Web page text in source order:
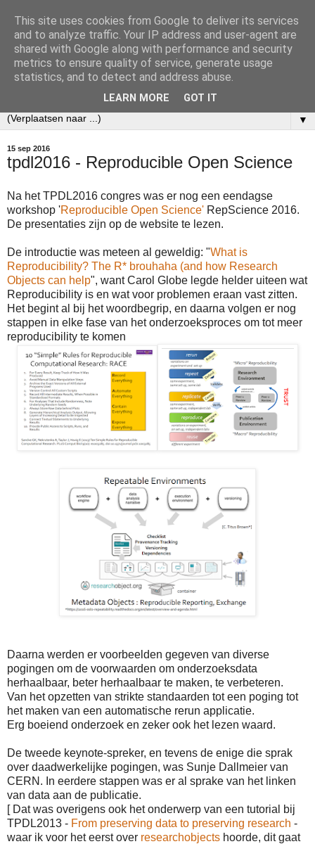
Ecobibl
Weblog over mijn werk als informatiespecialist bij het
Nederlands Instituut voor Ecologie (NIOO-KNAW).
▼
15 sep 2016
tpdl2016 - Reproducible Open Science
Na het TPDL2016 congres was er nog een eendagse
workshop 'Reproducible Open Science' RepScience 2016.
De presentaties zijn op de website te lezen.
De introductie was meteen al geweldig: "What is
Reproducibility? The R* brouhaha (and how Research
Objects can help", want Carol Globe legde helder uiteen wat
Reproducibility is en wat voor problemen eraan vast zitten.
Het begint al bij het woordbegrip, en daarna volgen er nog
stappen in elke fase van het onderzoeksproces om tot meer
reproducibility te komen
Daarna werden er voorbeelden gegeven van diverse
pogingen om de voorwaarden om onderzoeksdata
herhaalbaar, beter herhaalbaar te maken, te verbeteren.
Van het opzetten van strikte standaarden tot een poging tot
het maken van een automatische rerun applicatie.
Erg boeiend onderzoek en zeker ook het lezen waard.
De tweede keynote-spreker, en tevens de enige die sprak
over daadwerkelijke pogingen, was Sunje Dallmeier van
CERN. In eerdere stappen was er al sprake van het linken
van data aan de publicatie.
[ Dat was overigens ook het onderwerp van een tutorial bij
TPDL2013 - From preserving data to preserving research -
waar ik voor het eerst over researchobjects hoorde, dit gaat
This site uses cookies from Google to deliver its services
and to analyze traffic. Your IP address and user-agent are
shared with Google along with performance and security
metrics to ensure quality of service, generate usage
statistics, and to detect and address abuse.
LEARN MORE GOT IT